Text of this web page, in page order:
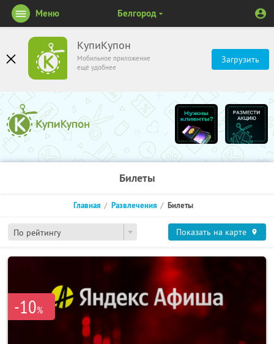
КупиКупон
Мобильное приложение
ещё удобнее
Загрузить
Меню Белгород
Билеты
По рейтингу
Главная Развлечения Билеты
Показать на карте
-10%